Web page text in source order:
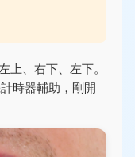
上、右下、左下。
時器輔助，剛開